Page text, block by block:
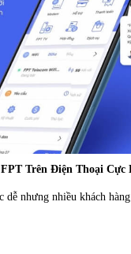
Trên Điện Thoại Cực
nhưng nhiều khách